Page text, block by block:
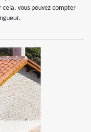
vous pouvez compter